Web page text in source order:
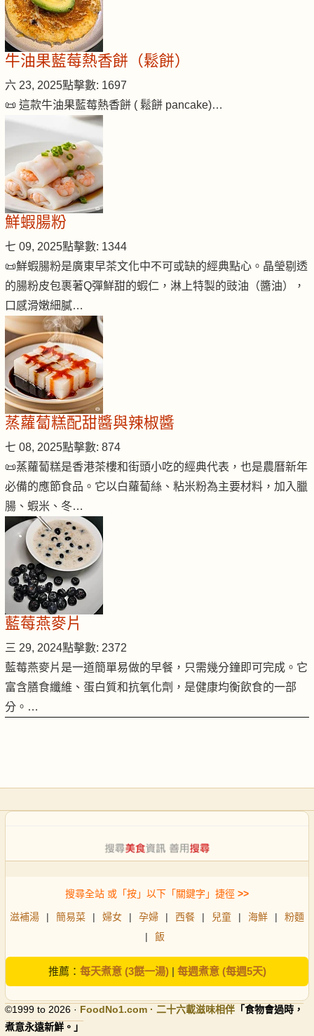
牛油果藍莓熱香餅（鬆餅）
六 23, 2025點擊數: 1697
📜 這款牛油果藍莓熱香餅 ( 鬆餅 pancake)…
鮮蝦腸粉
七 09, 2025點擊數: 1344
📜鮮蝦腸粉是廣東早茶文化中不可或缺的經典點心。晶瑩剔透
的腸粉皮包裹著Q彈鮮甜的蝦仁，淋上特製的豉油（醬油），
口感滑嫩細膩…
蒸蘿蔔糕配甜醬與辣椒醬
七 08, 2025點擊數: 874
📜蒸蘿蔔糕是香港茶樓和街頭小吃的經典代表，也是農曆新年
必備的應節食品。它以白蘿蔔絲、粘米粉為主要材料，加入臘
腸、蝦米、冬…
藍莓燕麥片
三 29, 2024點擊數: 2372
藍莓燕麥片是一道簡單易做的早餐，只需幾分鐘即可完成。它
富含膳食纖維、蛋白質和抗氧化劑，是健康均衡飲食的一部
分。…
搜尋全站 或「按」以下「關鍵字」捷徑 >>
滋補湯 | 簡易菜 | 婦女 | 孕婦 | 西餐 | 兒童 | 海鮮 |
粉麵
|
飯
推薦： 每天煮意 (3餸一湯)| 每週煮意 (每週5天)
©1999 to 2026 · FoodNo1.com · 二十六載滋味相伴 「食物會過時，
煮意永遠新鮮。」